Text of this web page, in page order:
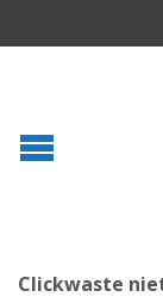
Clickwaste